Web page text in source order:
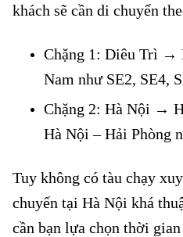
khách sẽ cần di chuyển
Chặng 1: Diêu Trì →
Nam như SE2, SE4,
Chặng 2: Hà Nội →
Hà Nội – Hải Phòng
Tuy không có tàu chạy
chuyến tại Hà Nội khá
cần bạn lựa chọn thời